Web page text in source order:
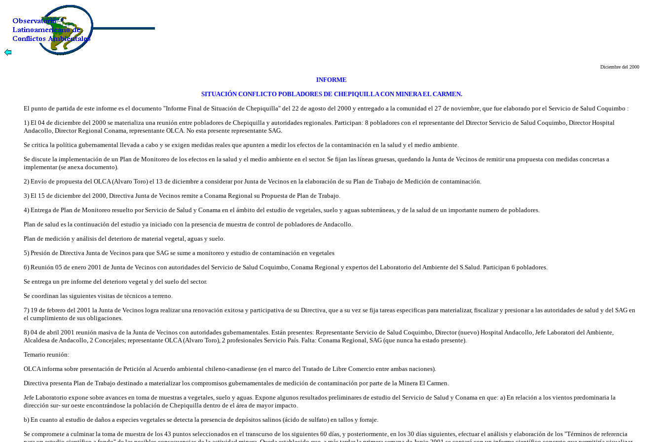
Diciembre del 2000
INFORME
SITUACIÓN CONFLICTO POBLADORES DE CHEPIQUILLA CON MINERA EL CARMEN.
El punto de partida de este informe es el documento "Informe Final de Situación de Chepiquilla" del 22 de agosto del 2000 y entregado a la comunidad el 27 de noviembre, que fue elaborado por el Servicio de Salud Coquimbo :
1) El 04 de diciembre del 2000 se materializa una reunión entre pobladores de Chepiquilla y autoridades regionales. Participan: 8 pobladores con el representante del Director Servicio de Salud Coquimbo, Director Hospital
Andacollo, Director Regional Conama, representante OLCA. No esta presente representante SAG.
Se critica la política gubernamental llevada a cabo y se exigen medidas reales que apunten a medir los efectos de la contaminación en la salud y el medio ambiente.
Se discute la implementación de un Plan de Monitoreo de los efectos en la salud y el medio ambiente en el sector. Se fijan las líneas gruesas, quedando la Junta de Vecinos de remitir una propuesta con medidas concretas a
implementar (se anexa documento).
2) Envío de propuesta del OLCA (Alvaro Toro) el 13 de diciembre a considerar por Junta de Vecinos en la elaboración de su Plan de Trabajo de Medición de contaminación.
3) El 15 de diciembre del 2000, Directiva Junta de Vecinos remite a Conama Regional su Propuesta de Plan de Trabajo.
4) Entrega de Plan de Monitoreo resuelto por Servicio de Salud y Conama en el ámbito del estudio de vegetales, suelo y aguas subterráneas, y de la salud de un importante numero de pobladores.
Plan de salud es la continuación del estudio ya iniciado con la presencia de muestra de control de pobladores de Andacollo.
Plan de medición y análisis del deterioro de material vegetal, aguas y suelo.
5) Presión de Directiva Junta de Vecinos para que SAG se sume a monitoreo y estudio de contaminación en vegetales
6) Reunión 05 de enero 2001 de Junta de Vecinos con autoridades del Servicio de Salud Coquimbo, Conama Regional y expertos del Laboratorio del Ambiente del S.Salud. Participan 6 pobladores.
Se entrega un pre informe del deterioro vegetal y del suelo del sector.
Se coordinan las siguientes visitas de técnicos a terreno.
7) 19 de febrero del 2001 la Junta de Vecinos logra realizar una renovación exitosa y participativa de su Directiva, que a su vez se fija tareas especificas para materializar, fiscalizar y presionar a las autoridades de salud y del SAG en
el cumplimiento de sus obligaciones.
8) 04 de abril 2001 reunión masiva de la Junta de Vecinos con autoridades gubernamentales. Están presentes: Representante Servicio de Salud Coquimbo, Director (nuevo) Hospital Andacollo, Jefe Laboratori del Ambiente,
Alcaldesa de Andacollo, 2 Concejales; representante OLCA (Alvaro Toro), 2 profesionales Servicio País. Falta: Conama Regional, SAG (que nunca ha estado presente).
Temario reunión:
OLCA informa sobre presentación de Petición al Acuerdo ambiental chileno-canadiense (en el marco del Tratado de Libre Comercio entre ambas naciones).
Directiva presenta Plan de Trabajo destinado a materializar los compromisos gubernamentales de medición de contaminación por parte de la Minera El Carmen.
Jefe Laboratorio expone sobre avances en toma de muestras a vegetales, suelo y aguas. Expone algunos resultados preliminares de estudio del Servicio de Salud y Conama en que: a) En relación a los vientos predominaria la
dirección sur- sur oeste encontrándose la población de Chepiquilla dentro de el área de mayor impacto.
b) En cuanto al estudio de daños a especies vegetales se detecta la presencia de depósitos salinos (ácido de sulfato) en tallos y forraje.
Se compromete a culminar la toma de muestra de los 43 puntos seleccionados en el transcurso de los siguientes 60 días, y posteriormente, en los 30 días siguientes, efectuar el análisis y elaboración de los "Términos de referencia